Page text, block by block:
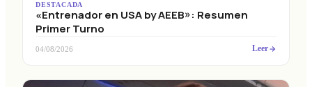
DESTACADA
«Entrenador en USA by AEEB»: Resumen
Primer Turno
04/08/2026 Leer